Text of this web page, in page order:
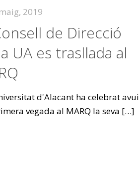
2019
de Direcció
UA es trasllada al
d'Alacant ha celebrat avui
vegada al MARQ la seva […]